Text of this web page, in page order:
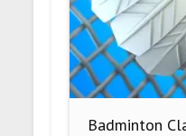
Badminton